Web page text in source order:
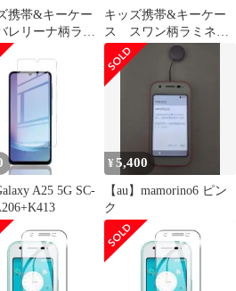
携帯&キーケー
リーナ柄ラミ
キッズ携帯&キーケー
ス スワン柄ラミネー
ト
A25 5G SC-
¥5,400
【au】mamorino6 ピン
ク